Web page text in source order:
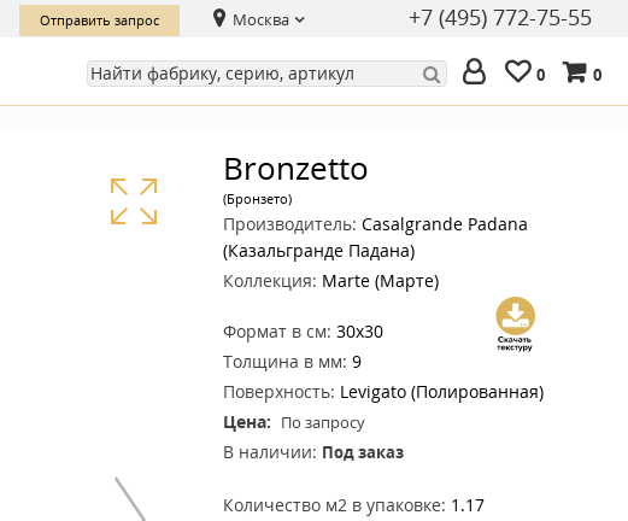
Отправить запрос Москва +7 (495) 772-75-55
0 0
Bronzetto
(Бронзето)
Производитель: Casalgrande Padana
(Казальгранде Падана)
Коллекция: Marte (Марте)
Формат в см: 30x30
Толщина в мм: 9
Поверхность: Levigato (Полированная)
Цена: По запросу
В наличии: Под заказ
Количество м2 в упаковке: 1.17